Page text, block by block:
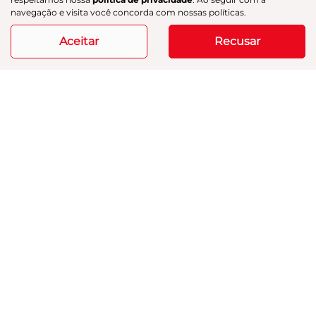
R$ 254.900,00
33.223 km 2024/2025
navegação e visita você concorda com nossas políticas.
Aceitar Recusar